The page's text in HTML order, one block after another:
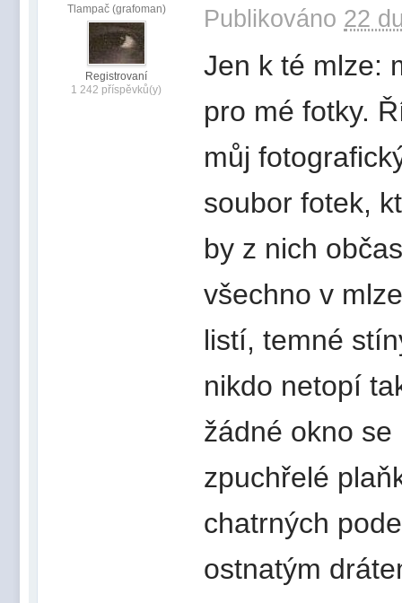
Tlampač (grafoman)
Registrovaní
1 242 příspěvků(y)
Publikováno 22
Jen k té mlze:
pro mé fotky.
můj
soubor fotek,
by z nich
všechno v
listí, temné
nikdo netopí
žádné okno
zpuchřelé
chatrných
ostnatým